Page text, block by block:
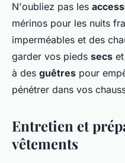
N'oubliez pas les
mérinos pour les nuits
imperméables et des
garder vos pieds secs et
à des guêtres pour
pénétrer dans vos
Entretien et
vêtements